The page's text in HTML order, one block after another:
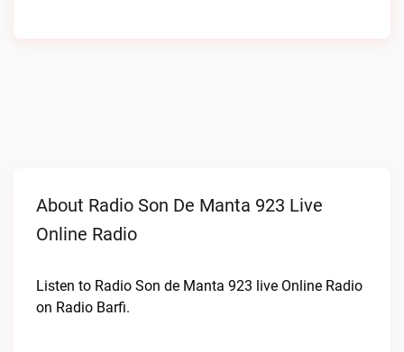
About Radio Son De Manta 923 Live
Online Radio
Listen to Radio Son de Manta 923 live Online Radio
on Radio Barfi.